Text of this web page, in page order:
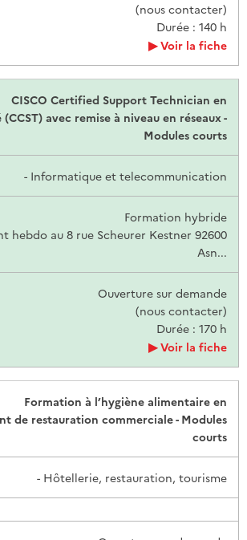
(nous contacter)
Durée : 140 h
Voir la fiche
CISCO Certified Support Technician en
avec remise à niveau en réseaux -
Modules courts
- Informatique et telecommunication
Formation hybride
hebdo au 8 rue Scheurer Kestner 92600
Asn...
Ouverture sur demande
(nous contacter)
Durée : 170 h
Voir la fiche
Formation à l’hygiène alimentaire en
de restauration commerciale - Modules
courts
- Hôtellerie, restauration, tourisme